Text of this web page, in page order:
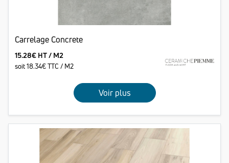
Carrelage Concrete
15.28€ HT / M2
soit 18.34€ TTC / M2
Voir plus